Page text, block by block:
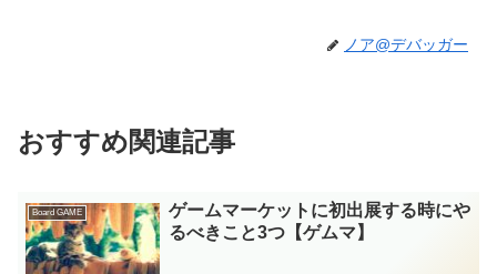
ノア@デバッガー
おすすめ関連記事
Board GAME
ゲームマーケットに初出展する時にや
るべきこと3つ【ゲムマ】